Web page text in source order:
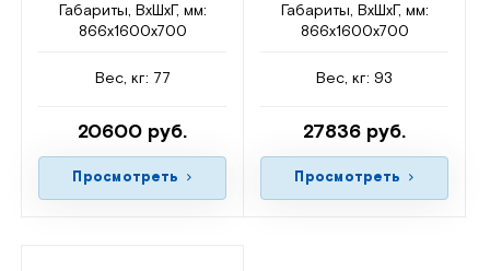
Габариты, ВxШxГ, мм:
866x1600x700
Вес, кг: 77
20600 руб.
Просмотреть
Габариты, ВxШxГ, мм:
866x1600x700
Вес, кг: 93
27836 руб.
Просмотреть